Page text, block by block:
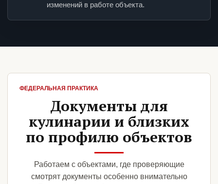
изменений в работе объекта.
ФЕДЕРАЛЬНАЯ ПРАКТИКА
Документы для
кулинарии и близких
по профилю объектов
Работаем с объектами, где проверяющие
смотрят документы особенно внимательно